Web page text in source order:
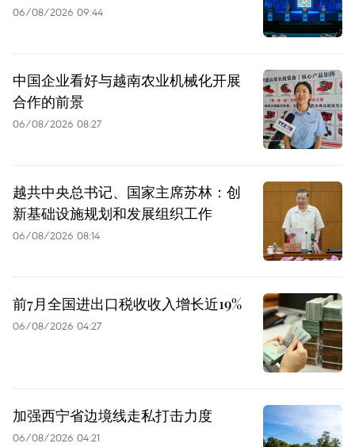
06/08/2026 09:44
中国企业看好与越南农业机械化开展
合作的前景
06/08/2026 08:27
越共中央总书记、国家主席苏林：创
新基础设施规划和发展组织工作
06/08/2026 08:14
前7月全国进出口税收收入增长近19%
06/08/2026 04:27
加强西宁省边境线走私打击力度
06/08/2026 04:21